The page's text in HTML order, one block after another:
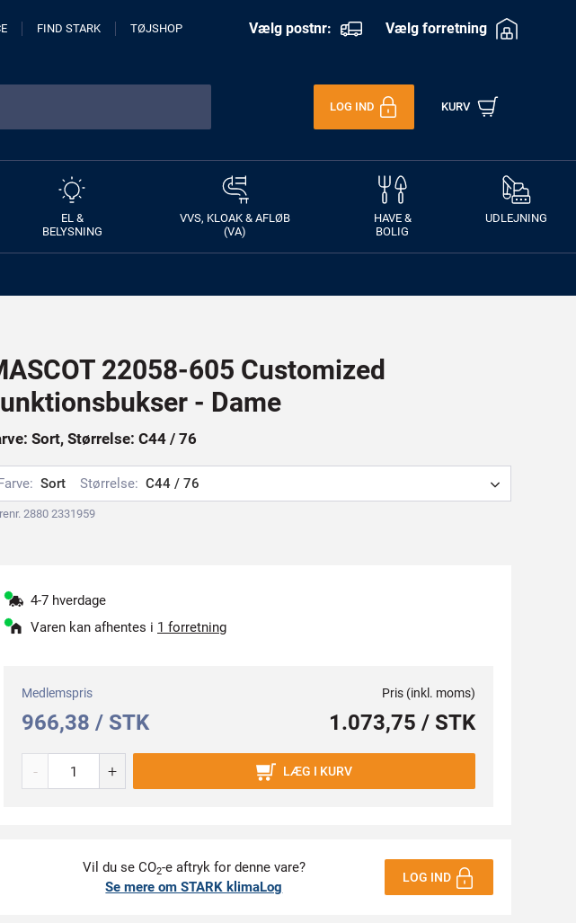
FIND STARK TØJSHOP Vælg postnr: Vælg forretning
LOG IND KURV
EL &
BELYSNING
VVS, KLOAK & AFLØB
(VA)
HAVE &
BOLIG
UDLEJNING
22058-605 Customized
- Dame
Sort, Størrelse: C44 / 76
Sort Størrelse: C44 / 76
2880 2331959
4-7 hverdage
Varen kan afhentes i 1 forretning
Medlemspris
966,38 / STK
Pris (inkl. moms)
1.073,75 / STK
- + LÆG I KURV
Vil du se CO2-e aftryk for denne vare?
Se mere om STARK klimaLog
LOG IND